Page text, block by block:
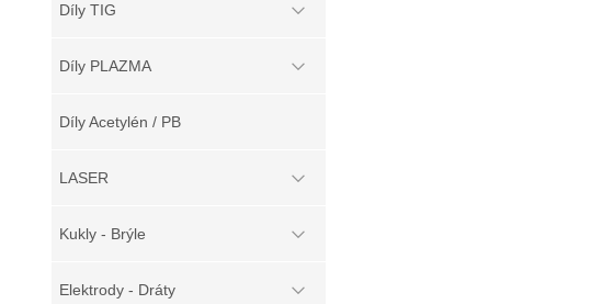
Díly TIG
Díly PLAZMA
Díly Acetylén / PB
LASER
Kukly - Brýle
Elektrody - Dráty